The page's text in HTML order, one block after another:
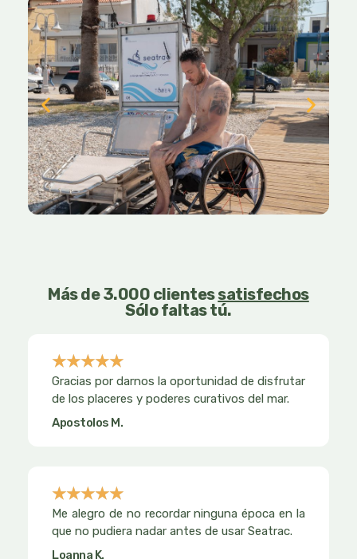
Más de 3.000 clientessatisfechos
Sólo faltas tú.
☆☆☆☆☆
con
Gracias por darnos la oportunidad de disfrutar
de los placeres y poderes curativos del mar.
Apostolos M.
☆☆☆☆☆
con
Me alegro de no recordar ninguna época en la
que no pudiera nadar antes de usar Seatrac.
Loanna K.